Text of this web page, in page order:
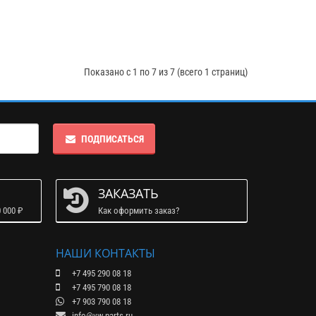
Показано с 1 по 7 из 7 (всего 1 страниц)
ПОДПИСАТЬСЯ
₽
ЗАКАЗАТЬ
Как оформить заказ?
НАШИ КОНТАКТЫ
+7 495 290 08 18
+7 495 790 08 18
+7 903 790 08 18